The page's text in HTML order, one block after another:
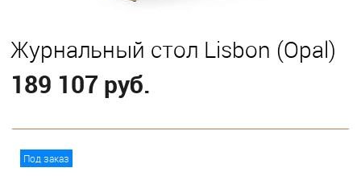
Журнальный стол Lisbon (Opal)
189 107 руб.
Под заказ